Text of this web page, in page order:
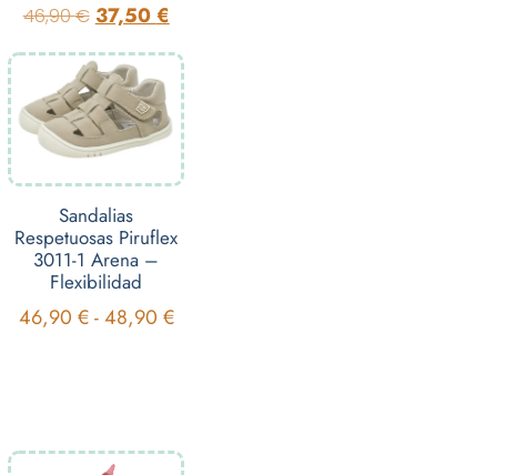
46,90€ 37,50€
Sandalias
Respetuosas Piruflex
3011-1 Arena –
Flexibilidad
46,90 € - 48,90 €